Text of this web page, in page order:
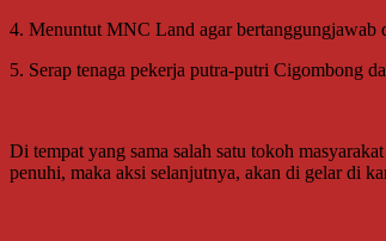
4. Menuntut MNC Land agar bertanggungjawab
5. Serap tenaga pekerja putra-putri Cigombong
Di tempat yang sama salah satu tokoh
penuhi, maka aksi selanjutnya, akan di gelar di